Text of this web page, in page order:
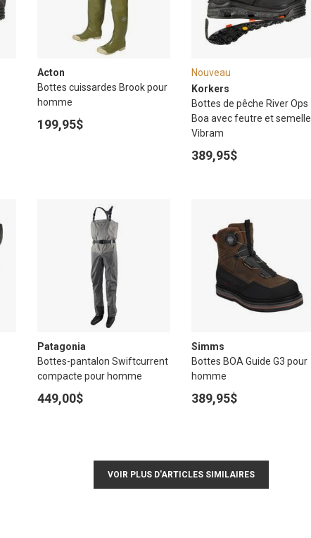
Acton
Bottes cuissardes Brook pour
homme
199,95$
Nouveau
Korkers
Bottes de pêche River Ops
Boa avec feutre et semelle
Vibram
389,95$
Patagonia
Bottes-pantalon Swiftcurrent
compacte pour homme
449,00$
Simms
Bottes BOA Guide G3 pour
homme
389,95$
VOIR PLUS D'ARTICLES SIMILAIRES